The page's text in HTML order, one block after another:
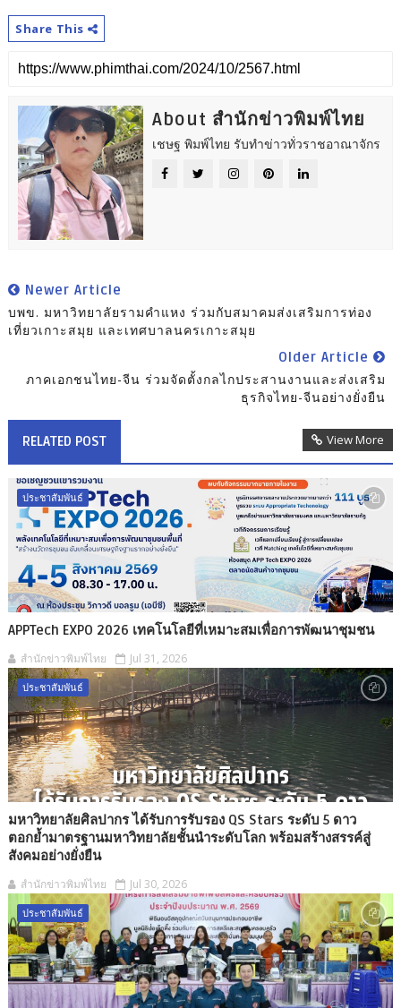
Share This
About สำนักข่าวพิมพ์ไทย
เชษฐ พิมพ์ไทย รับทำข่าวทั่วราชอาณาจักร
Newer Article
บพข. มหาวิทยาลัยรามคำแหง ร่วมกับสมาคมส่งเสริมการท่อง
เที่ยวเกาะสมุย และเทศบาลนครเกาะสมุย
Older Article
ภาคเอกชนไทย-จีน ร่วมจัดตั้งกลไกประสานงานและส่งเสริม
ธุรกิจไทย-จีนอย่างยั่งยืน
RELATED POST View More
ประชาสัมพันธ์
APPTech EXPO 2026 เทคโนโลยีที่เหมาะสมเพื่อการพัฒนาชุมชน
สำนักข่าวพิมพ์ไทย Jul 31, 2026
ประชาสัมพันธ์
มหาวิทยาลัยศิลปากร ได้รับการรับรอง QS Stars ระดับ 5 ดาว
ตอกย้ำมาตรฐานมหาวิทยาลัยชั้นนำระดับโลก พร้อมสร้างสรรค์สู่
สังคมอย่างยั่งยืน
สำนักข่าวพิมพ์ไทย Jul 30, 2026
ประชาสัมพันธ์